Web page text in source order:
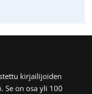
kirjailijoiden
Se on osa yli 100